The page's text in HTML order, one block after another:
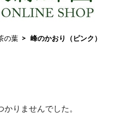
の葉 峰のかおり（ピンク）
りませんでした。